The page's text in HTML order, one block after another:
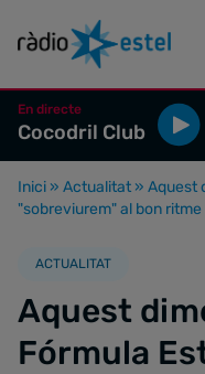
En directe
Cocodril Club
Inici » Actualitat » Aquest
"sobreviurem" al bon
ACTUALITAT
Aquest
Fórmula